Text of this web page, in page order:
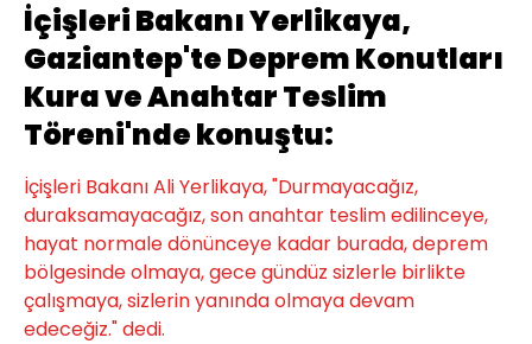
İçişleri Bakanı Yerlikaya,
Gaziantep'te Deprem Konutları
Kura ve Anahtar Teslim
Töreni'nde konuştu:
İçişleri Bakanı Ali Yerlikaya, "Durmayacağız,
duraksamayacağız, son anahtar teslim edilinceye,
hayat normale dönünceye kadar burada, deprem
bölgesinde olmaya, gece gündüz sizlerle birlikte
çalışmaya, sizlerin yanında olmaya devam
edeceğiz." dedi.